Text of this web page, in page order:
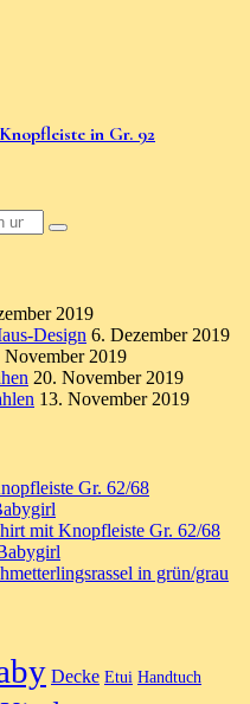
in Gr. 92
2019
Design 6. Dezember 2019
November 2019
20. November 2019
13. November 2019
Gr. 62/68
mit Knopfleiste Gr. 62/68
in grün/grau
Decke Etui Handtuch